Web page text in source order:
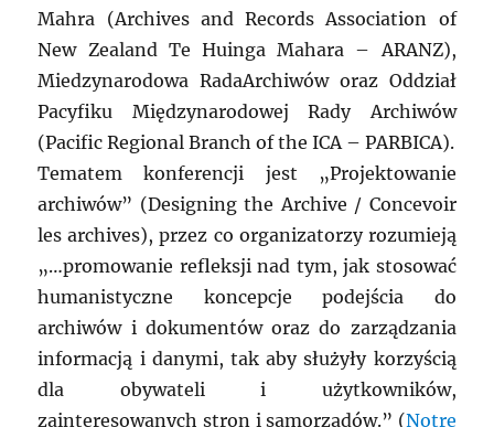
Mahra (Archives and Records Association of
New Zealand Te Huinga Mahara – ARANZ),
Miedzynarodowa RadaArchiwów oraz Oddział
Pacyfiku Międzynarodowej Rady Archiwów
(Pacific Regional Branch of the ICA – PARBICA).
Tematem konferencji jest „Projektowanie
archiwów” (Designing the Archive / Concevoir
les archives), przez co organizatorzy rozumieją
„…promowanie refleksji nad tym, jak stosować
humanistyczne koncepcje podejścia do
archiwów i dokumentów oraz do zarządzania
informacją i danymi, tak aby służyły korzyścią
dla obywateli i użytkowników,
zainteresowanych stron i samorządów.” (Notre